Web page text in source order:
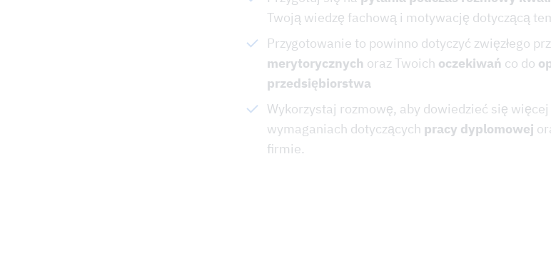
Twoją wiedzę fachową i motywację dotyczącą
Przygotowanie to powinno dotyczyć zwięzłego
merytorycznych oraz Twoich oczekiwań co do
przedsiębiorstwa
Wykorzystaj rozmowę, aby dowiedzieć się
wymaganiach dotyczących pracy dyplomowej
firmie.